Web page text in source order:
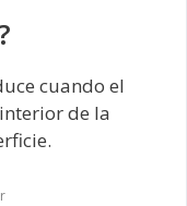
cuando el
de la